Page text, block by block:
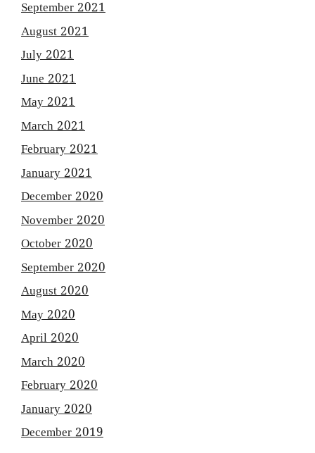
September 2021
August 2021
July 2021
June 2021
May 2021
March 2021
February 2021
January 2021
December 2020
November 2020
October 2020
September 2020
August 2020
May 2020
April 2020
March 2020
February 2020
January 2020
December 2019